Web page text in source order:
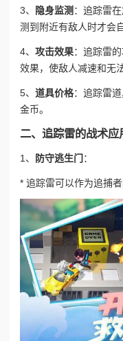
3、 隐身监测 ：追踪雷
测到附近有敌人时才会
4、 攻击效果：追踪雷
效果，使敌人减速和无
5、 道具价格：追踪雷
金币。
二、追踪雷的战术应
1、 防守逃生门 ：
* 追踪雷可以作为追捕